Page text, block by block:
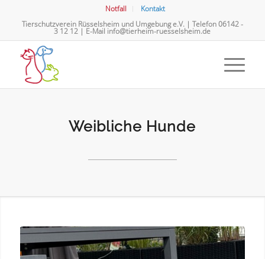
Notfall
Kontakt
Tierschutzverein Rüsselsheim und Umgebung e.V. | Telefon06142 -
3 12 12 | E-Mail info@tierheim-ruesselsheim.de
Weibliche Hunde